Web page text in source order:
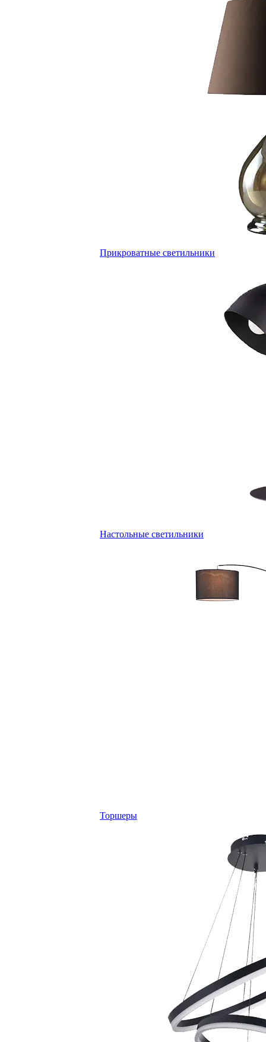
Прикроватные светильники
Настольные светильники
Торшеры